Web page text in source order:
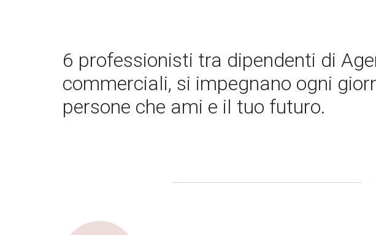
6 professionisti tra dipendenti di
commerciali, si impegnano ogni
persone che ami e il tuo futuro.